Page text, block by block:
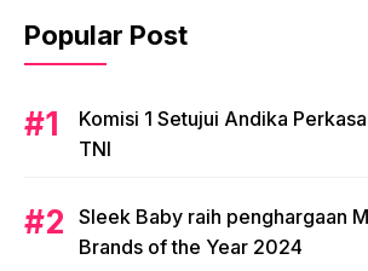
Popular Post
Komisi 1 Setujui Andika
TNI
Sleek Baby raih penghargaan
Brands of the Year 2024